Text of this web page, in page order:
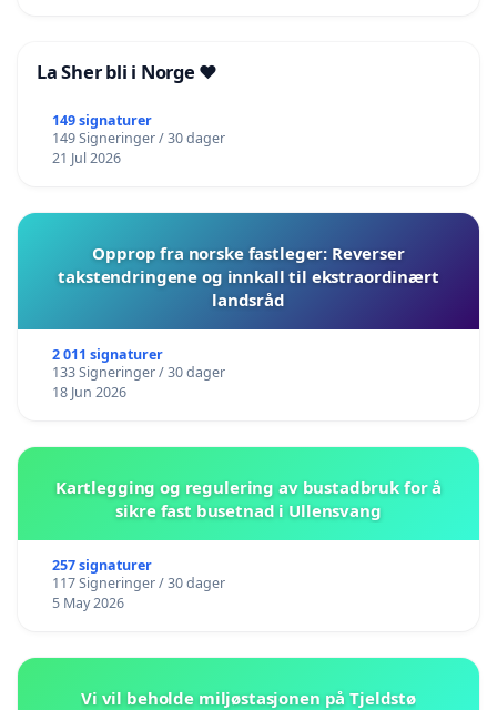
La Sher bli i Norge ❤️
149 signaturer
149 Signeringer / 30 dager
21 Jul 2026
Opprop fra norske fastleger: Reverser
takstendringene og innkall til ekstraordinært
landsråd
2 011 signaturer
133 Signeringer / 30 dager
18 Jun 2026
Kartlegging og regulering av bustadbruk for å
sikre fast busetnad i Ullensvang
257 signaturer
117 Signeringer / 30 dager
5 May 2026
Vi vil beholde miljøstasjonen på Tjeldstø